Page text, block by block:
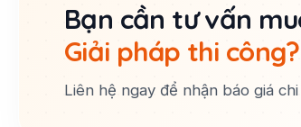
Bạn cần tư vấn
Giải pháp thi công?
Liên hệ ngay để nhận báo giá